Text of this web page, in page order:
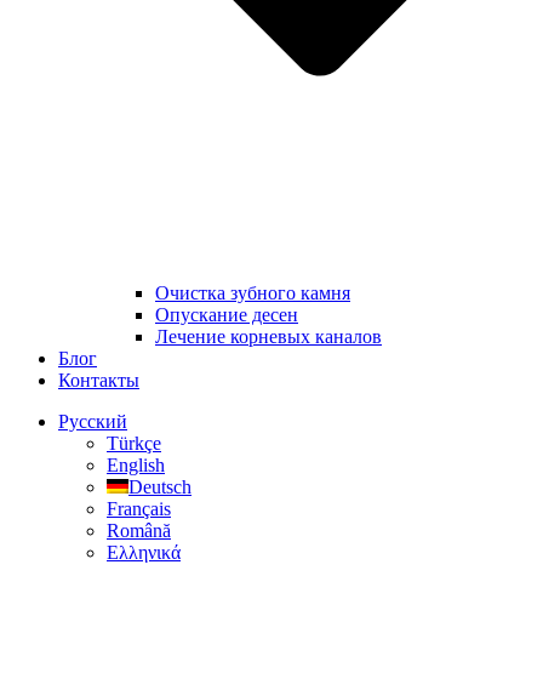
Очистка зубного камня
Опускание десен
Лечение корневых каналов
Блог
Контакты
Русский
Türkçe
English
Deutsch
Français
Română
Ελληνικά